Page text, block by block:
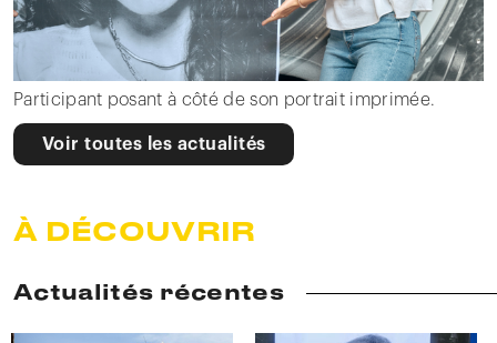
Participant posant à côté de son portrait imprimée.
Voir toutes les actualités
À DÉCOUVRIR
Actualités récentes